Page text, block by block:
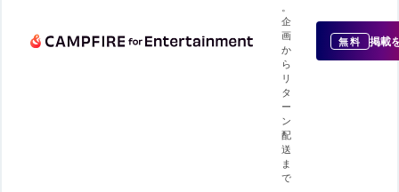
企
画
か
ら
リ
タ
ー
ン
配
送
ま
で
無料 掲載